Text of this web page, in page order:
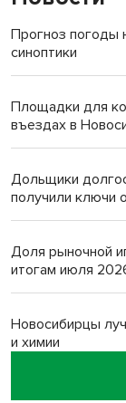
Прогноз погоды
синоптики
Площадки для
въездах в
Дольщики
получили ключи
Доля рыночной
итогам июля
Новосибирцы
и химии